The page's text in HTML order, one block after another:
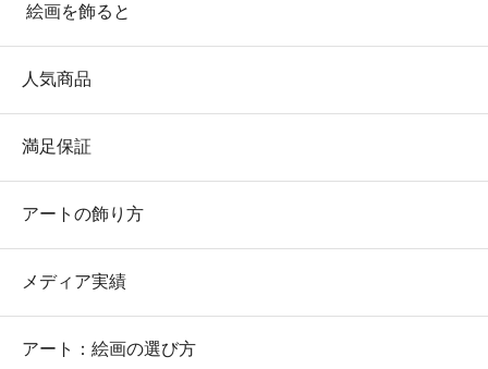
絵画を飾ると
人気商品
満足保証
アートの飾り方
メディア実績
アート：絵画の選び方